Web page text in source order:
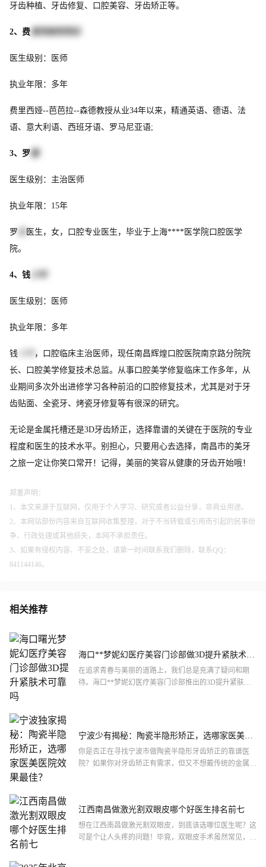
牙齿种植、牙齿修复、口腔美容、牙齿矫正等。
2、费
医生级别：医师
执业年限：多年
费里西娅--芭芭拉--森德教授从业34年以来，精通英语、德语、法
语、意大利语、西班牙语、罗马尼亚语;
3、罗
医生级别：主治医师
执业年限：15年
罗
医生，女，口腔专业医生，毕业于上海****医学院口腔医学
院。
4、钱
医生级别：医师
执业年限：多年
钱
，口腔临床主治医师，现任南昌辉煌口腔医院南京路分院院
长、口腔美学修复技术总监。从事口腔美学修复临床工作多年，从
业期间多次外出进修学习各种前沿的口腔修复技术，尤其是对于牙
齿贴面、全瓷牙、烤瓷牙修复等有很深的研究。
无论是金属托槽还是3D牙齿矫正，选择靠谱的关键在于医院的专业
程度和医生的技术水平。别担心，只要用心去选择，南昌市的美牙
之旅一定让你笑口常开！记得，美丽的笑容从健康的牙齿开始哦！
郑重声明：
1、本文来源于互联网，仅用于个人学习、研究或者公益分享，非商业用途。
2、本网站部份内容来自互联网收集整理，对于不当转载或引用而引起的民事纷
争、行政处理或其他损失，本网不承担责任。
3、如果有侵权内容、不妥之处，请第一时间联系我们删除，联系QQ：
841144146。
相关推荐
海口**梦妮幻医疗美容门诊部做3D提升紧肤术可
靠吗
在追求青春与美丽的道路上，我们总是充满了疑问和期
待。海口**梦妮幻医疗美容门诊部推出的3D提升紧肤
宁波少有揭秘：陶瓷半隐形矫正，选哪家医美医
院效果较好？
你是否正在寻找宁波市做陶瓷半隐形牙齿矫正的靠谱医
院？如果你对牙齿矫正有需求，但又不想戴传统的金属牙
江西南昌做激光割双眼皮哪个好医生排名前七
想在江西南昌做激光割双眼皮，到底该选哪位医生呢？这
可是个让人头疼的问题！毕竟，双眼皮手术虽然常见，但